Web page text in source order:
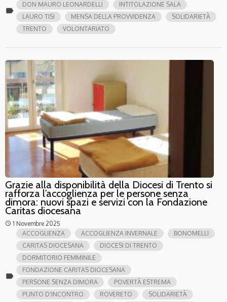
label
DON MAURO LEONARDELLI
INTITOLAZIONE SALA
LAURO TISI
MENSA DELLA PROVVIDENZA
SOLIDARIETÀ
TRENTO
VOLONTARIATO
Grazie alla disponibilità della Diocesi di Trento si
rafforza l’accoglienza per le persone senza
dimora: nuovi spazi e servizi con la Fondazione
Caritas diocesana
access_time 1 Novembre 2025
label
ACCOGLIENZA ACCOGLIENZA INVERNALE
BONOMELLI
CARITAS DIOCESANA
DIOCESI DI TRENTO
DORMITORIO FEMMINILE
FONDAZIONE CARITAS DIOCESANA
PERSONE SENZA DIMORA
POVERTÀ ESTREMA
PUNTO D'INCONTRO
ROVERETO
SOLIDARIETÀ